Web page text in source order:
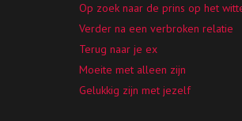
Op zoek naar de prins op het
Verder na een verbroken relatie
Terug naar je ex
Moeite met alleen zijn
Gelukkig zijn met jezelf